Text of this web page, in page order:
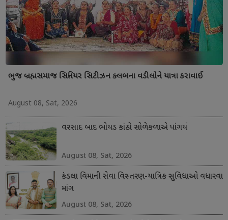
ભુજ બ્રહ્મસમાજ સિનિયર સિટીઝન ક્લબના વડીલોને યાત્રા કરાવાઈ
August 08, Sat, 2026
વરસાદ બાદ ભોયડ કાંઠો સોળેકળાએ પાંગર્યો
August 08, Sat, 2026
કંડલા વિમાની સેવા વિસ્તરણ-યાત્રિક સુવિધાઓ વધારવા
માંગ
August 08, Sat, 2026